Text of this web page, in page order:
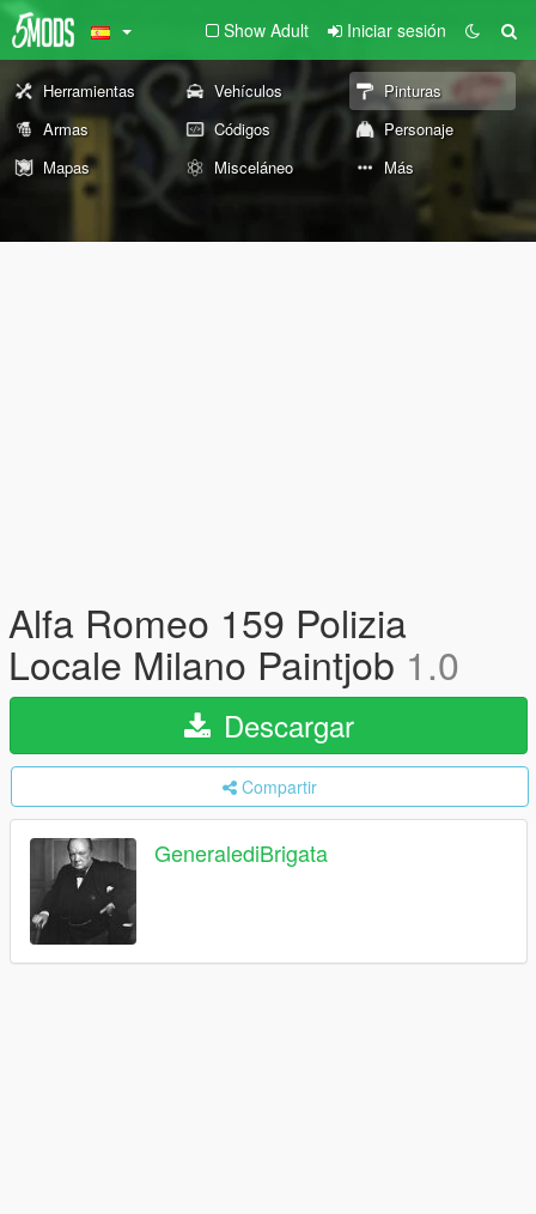
Show Adult Iniciar sesión
Herramientas Vehículos
Pinturas
Armas
Códigos
Personaje
Mapas
Misceláneo Más
Alfa Romeo 159 Polizia
Locale Milano Paintjob 1.0
Descargar
Compartir
GeneralediBrigata